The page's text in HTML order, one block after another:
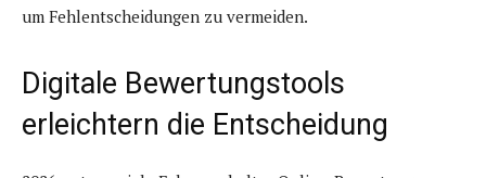
um Fehlentscheidungen zu vermeiden.
Digitale Bewertungstools
erleichtern die Entscheidung